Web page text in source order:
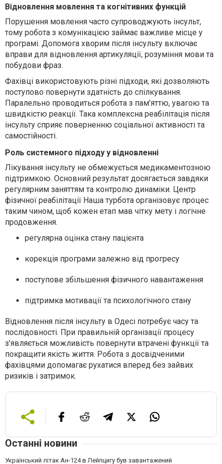
Відновлення мовлення та когнітивних функцій
Порушення мовлення часто супроводжують інсульт,
тому робота з комунікацією займає важливе місце у
програмі. Допомога хворим після інсульту включає
вправи для відновлення артикуляції, розуміння мови та
побудови фраз.
Фахівці використовують різні підходи, які дозволяють
поступово повернути здатність до спілкування.
Паралельно проводиться робота з пам’яттю, увагою та
швидкістю реакції. Така комплексна реабілітація після
інсульту сприяє поверненню соціальної активності та
самостійності.
Роль системного підходу у відновленні
Лікування інсульту не обмежується медикаментозною
підтримкою. Основний результат досягається завдяки
регулярним заняттям та контролю динаміки. Центр
фізичної реабілітації Наша турбота організовує процес
таким чином, щоб кожен етап мав чітку мету і логічне
продовження.
регулярна оцінка стану пацієнта
корекція програми залежно від прогресу
поступове збільшення фізичного навантаження
підтримка мотивації та психологічного стану
Відновлення після інсульту в Одесі потребує часу та
послідовності. При правильній організації процесу
з’являється можливість повернути втрачені функції та
покращити якість життя. Робота з досвідченими
фахівцями допомагає рухатися вперед без зайвих
ризиків і затримок.
Останні новини
Український літак Ан-124 в Лейпцигу був завантажений